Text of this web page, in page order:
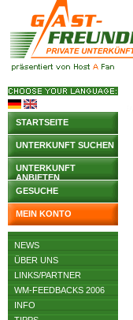
STARTSEITE
UNTERKUNFT SUCHEN
UNTERKUNFT
ANBIETEN
GESUCHE
MEIN KONTO
NEWS
ÜBER UNS
LINKS/PARTNER
WM-FEEDBACKS 2006
INFO